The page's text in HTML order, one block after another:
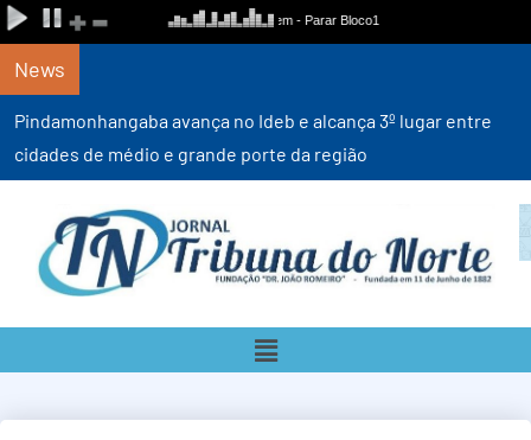
News
Pindamonhangaba avança no Ideb e alcança 3º lugar entre
cidades de médio e grande porte da região